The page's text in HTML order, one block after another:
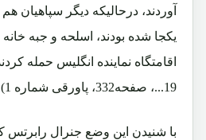
آوردند، درحالیکه دیگر سپاهیان هم
یکجا شده بودند، اسلحه و جبه خانه
اقامتگاه نماینده انگلیس حمله
19...، صفحه332، پاورقی شماره 1)
با شنیدن این وضع جنرال